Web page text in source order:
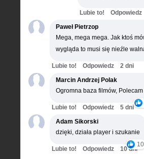
Lubie to! Odpowiedz
Paweł Pietrzop
Mega, mega mega. Jak ktoś
wygląda to musi się nieźle
Lubie to! Odpowiedz
2 dni
Marcin Andrzej Polak
Ogromna baza filmów, Polecam
Lubie to! Odpowiedz
5 dni
Adam Sikorski
dzięki, działa player i szukanie
10
Lubie to! Odpowiedz 10 dni